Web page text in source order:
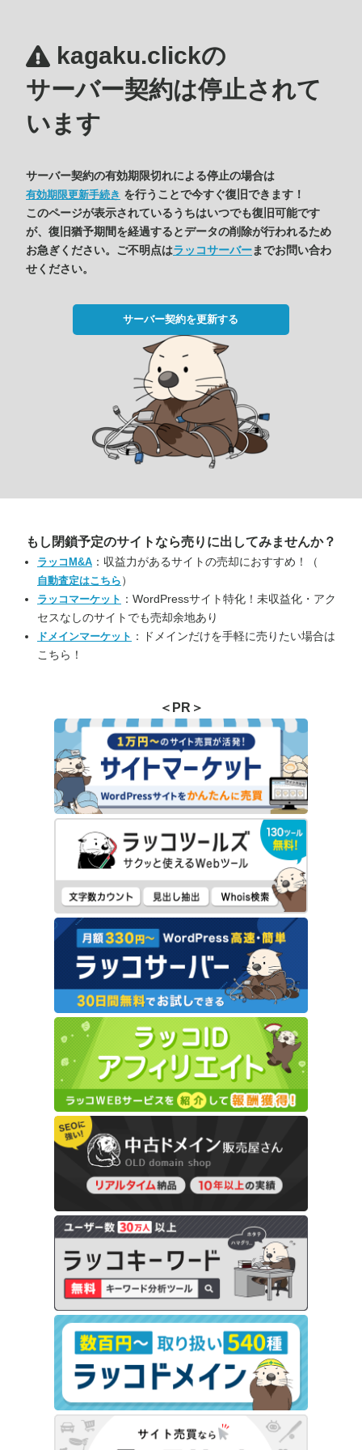
kagaku.clickの
サーバー契約は停止されて
います
サーバー契約の有効期限切れによる停止の場合は
有効期限更新手続き を行うことで今すぐ復旧できます！
このページが表示されているうちはいつでも復旧可能です
が、復旧猶予期間を経過するとデータの削除が行われるため
お急ぎください。ご不明点はラッコサーバーまでお問い合わ
せください。
サーバー契約を更新する
もし閉鎖予定のサイトなら売りに出してみませんか？
ラッコM&A ：収益力があるサイトの売却におすすめ！（
自動査定はこちら ）
ラッコマーケット ：WordPressサイト特化！未収益化・アク
セスなしのサイトでも売却余地あり
ドメインマーケット ：ドメインだけを手軽に売りたい場合は
こちら！
＜PR＞